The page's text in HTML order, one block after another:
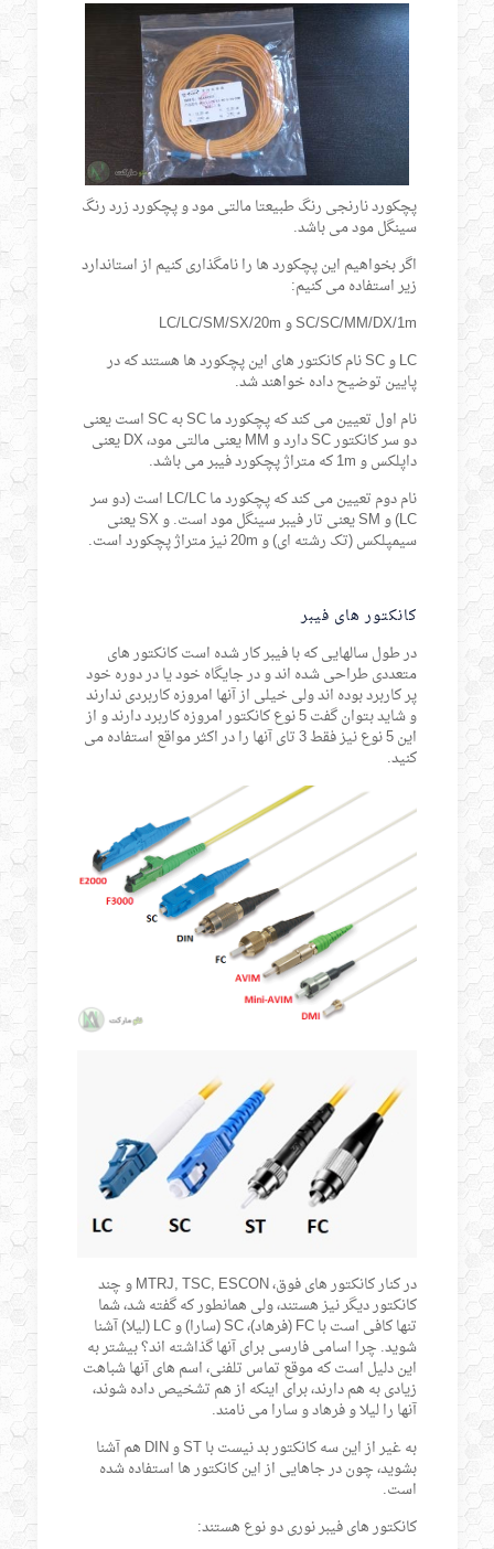
پچکورد نارنجی رنگ طبیعتا مالتی مود و پچکورد زرد رنگ
سینگل مود می باشد.
اگر بخواهیم این پچکورد ها را نامگذاری کنیم از استاندارد
زیر استفاده می کنیم:
SC/SC/MM/DX/1m و LC/LC/SM/SX/20m
LC و SC نام کانکتور های این پچکورد ها هستند که در
پایین توضیح داده خواهند شد.
نام اول تعیین می کند که پچکورد ما SC به SC است یعنی
دو سر کانکتور SC دارد و MM یعنی مالتی مود، DX یعنی
داپلکس و 1m که متراژ پچکورد فیبر می باشد.
نام دوم تعیین می کند که پچکورد ما LC/LC است (دو سر
LC) و SM یعنی تار فیبر سینگل مود است. و SX یعنی
سیمپلکس (تک رشته ای) و 20m نیز متراژ پچکورد است.
کانکتور های فیبر
در طول سالهایی که با فیبر کار شده است کانکتور های
متعددی طراحی شده اند و در جایگاه خود یا در دوره خود
پر کاربرد بوده اند ولی خیلی از آنها امروزه کاربردی ندارند
و شاید بتوان گفت 5 نوع کانکتور امروزه کاربرد دارند و از
این 5 نوع نیز فقط 3 تای آنها را در اکثر مواقع استفاده می
کنید.
در کنار کانکتور های فوق، MTRJ, TSC, ESCON و چند
کانکتور دیگر نیز هستند، ولی همانطور که گفته شد، شما
تنها کافی است با FC (فرهاد)، SC (سارا) و LC (لیلا) آشنا
شوید. چرا اسامی فارسی برای آنها گذاشته اند؟ بیشتر به
این دلیل است که موقع تماس تلفنی، اسم های آنها شباهت
زیادی به هم دارند، برای اینکه از هم تشخیص داده شوند،
آنها را لیلا و فرهاد و سارا می نامند.
به غیر از این سه کانکتور بد نیست با ST و DIN هم آشنا
بشوید، چون در جاهایی از این کانکتور ها استفاده شده
است.
کانکتور های فیبر نوری دو نوع هستند: